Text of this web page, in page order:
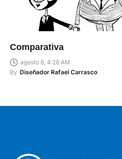
Comparativa
agosto 8, 4:28 AM
By Diseñador Rafael Carrasco